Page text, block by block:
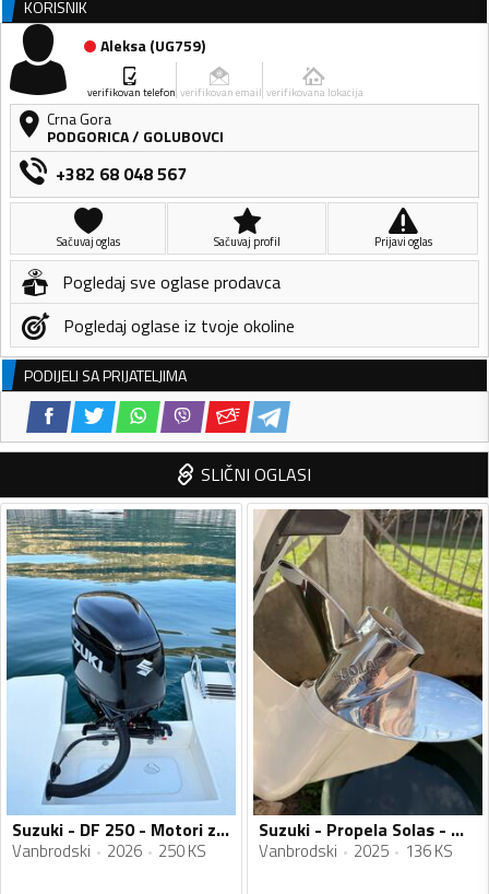
KORISNIK
Aleksa(UG759)
verifikovan telefon verifikovan email verifikovana lokacija
Crna Gora
PODGORICA/ GOLUBOVCI
+382 68 048 567
Sačuvaj oglas Sačuvaj profil Prijavi oglas
Pogledaj sve oglase prodavca
Pogledaj oglase iz tvoje okoline
PODIJELI SA PRIJATELJIMA
SLIČNI OGLASI
Suzuki - DF 250 - Motori za plovila
Vanbrodski 2026 250 KS
Suzuki - Propela Solas - Motori za plovila
Vanbrodski 2025 136 KS